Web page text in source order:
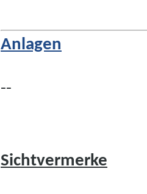
Anlagen
--
Sichtvermerke